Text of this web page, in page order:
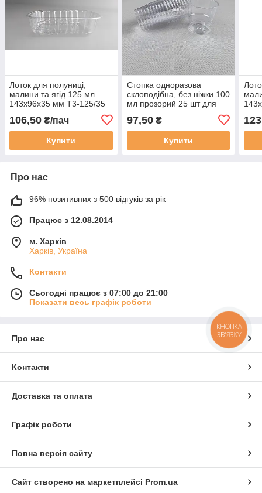
Лоток для полуниці,
малини та ягід 125 мл
143x96x35 мм Т3-125/35
106,50 ₴/пач
Купити
Стопка одноразова
склоподібна, без ніжки 100
мл прозорий 25 шт для
подачі міцних напоїв
97,50₴
Купити
123
Про нас
96% позитивних з 500 відгуків за рік
Працює з 12.08.2014
м. Харків
Харків, Україна
Контакти
Сьогодні працює з 07:00 до 21:00
Показати весь графік роботи
Про нас
Контакти
Доставка та оплата
Графік роботи
Повна версія сайту
Сайт створено на маркетплейсі Prom.ua
КНОПКА
ЗВ'ЯЗКУ